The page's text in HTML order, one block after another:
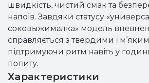
швидкість, чистий смак та
напоїв. Завдяки статусу
соковыжималка» модель
справляється з твердими і
підтримуючи ритм навіть у
попиту.
Характеристики